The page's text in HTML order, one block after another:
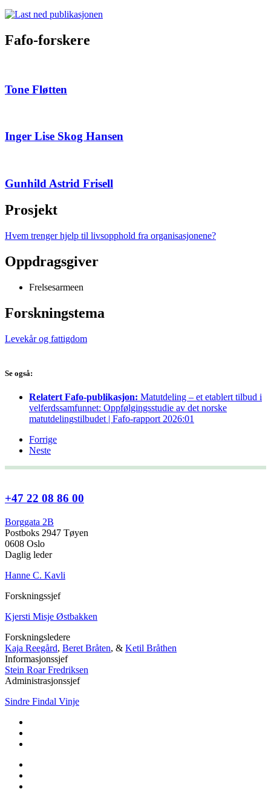
Fafo-forskere
Tone Fløtten
Inger Lise Skog Hansen
Gunhild Astrid Frisell
Prosjekt
Hvem trenger hjelp til livsopphold fra organisasjonene?
Oppdragsgiver
Frelsesarmeen
Forskningstema
Levekår og fattigdom
Se også:
Relatert Fafo-publikasjon: Matutdeling – et etablert tilbud i
velferdssamfunnet: Oppfølgingsstudie av det norske
matutdelingstilbudet | Fafo-rapport 2026:01
Forrige
Neste
+47 22 08 86 00
Borggata 2B
Postboks 2947 Tøyen
0608 Oslo
Daglig leder
Hanne C. Kavli
Forskningssjef
Kjersti Misje Østbakken
Forskningsledere
Kaja Reegård, Beret Bråten, & Ketil Bråthen
Informasjonssjef
Stein Roar Fredriksen
Administrasjonssjef
Sindre Findal Vinje